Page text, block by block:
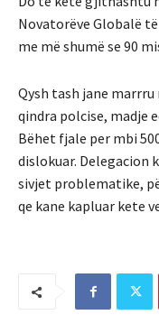
Novatorëve Globalë
me më shumë se 90
Qysh tash jane
qindra polcise, madje
Bëhet fjale per mbi
dislokuar. Delegacion
sivjet problematike,
qe kane kapluar kete